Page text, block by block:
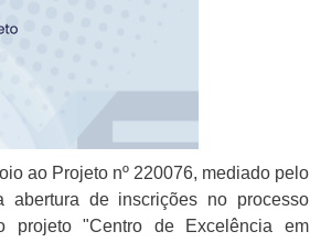
ao Projeto nº 220076, mediado pelo
abertura de inscrições no processo
projeto "Centro de Excelência em